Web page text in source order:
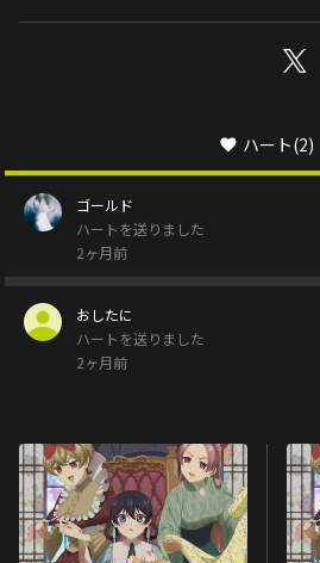
ハート(2)
ゴールド
ハートを送りました
2ヶ月前
おしたに
ハートを送りました
2ヶ月前